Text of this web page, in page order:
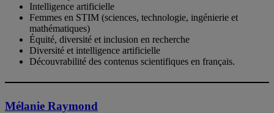
Intelligence artificielle
Femmes en STIM (sciences, technologie, ingénierie et
mathématiques)
Équité, diversité et inclusion en recherche
Diversité et intelligence artificielle
Découvrabilité des contenus scientifiques en français.
Mélanie Raymond